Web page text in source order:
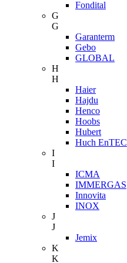
Fondital
G
G
Garanterm
Gebo
GLOBAL
H
H
Haier
Hajdu
Henco
Hoobs
Hubert
Huch EnTEC
I
I
ICMA
IMMERGAS
Innovita
INOX
J
J
Jemix
K
K